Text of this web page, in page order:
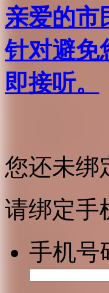
亲爱的市
针对避免
即接听。
您还未绑
请绑定手
手机号